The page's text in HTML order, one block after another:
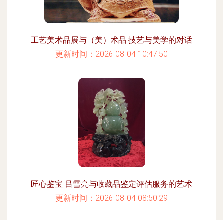
工艺美术品展与（美）术品 技艺与美学的对话
更新时间：2026-08-04 10:47:50
匠心鉴宝 吕雪亮与收藏品鉴定评估服务的艺术
更新时间：2026-08-04 08:50:29